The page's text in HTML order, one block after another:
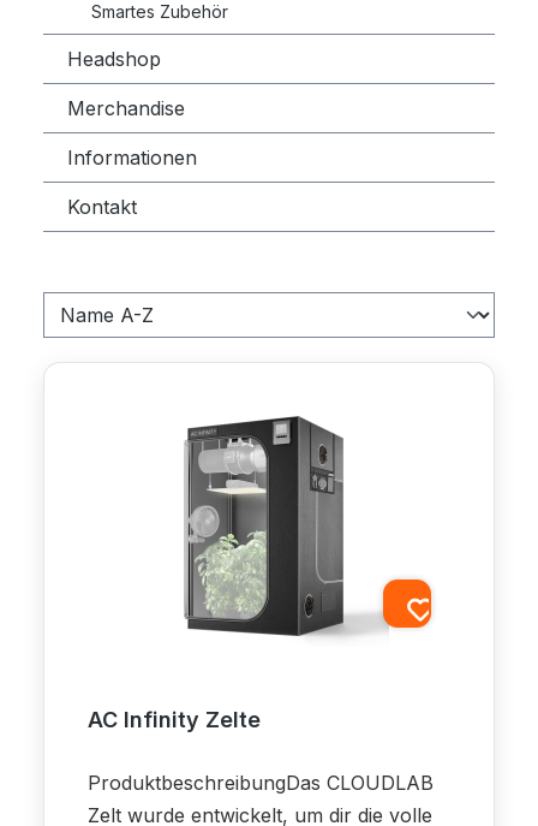
Smartes Zubehör
Headshop
Merchandise
Informationen
Kontakt
AC Infinity Zelte
ProduktbeschreibungDas CLOUDLAB
Zelt wurde entwickelt, um dir die volle